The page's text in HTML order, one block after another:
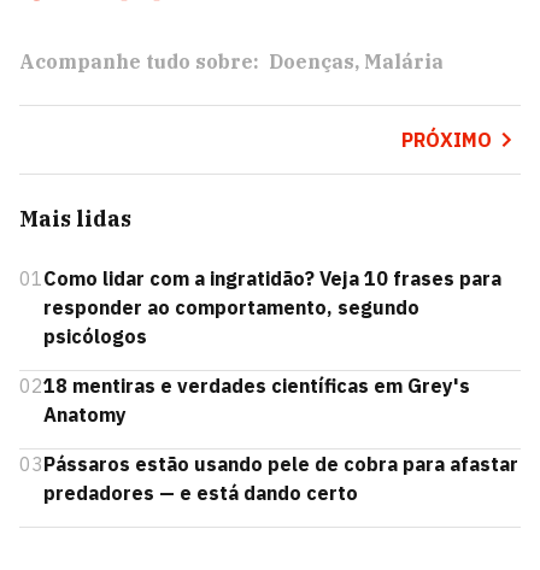
Acompanhe tudo sobre: Doenças Malária
PRÓXIMO
Mais lidas
01Como lidar com a ingratidão? Veja 10 frases para
responder ao comportamento, segundo
psicólogos
0218 mentiras e verdades científicas em Grey's
Anatomy
03Pássaros estão usando pele de cobra para afastar
predadores — e está dando certo